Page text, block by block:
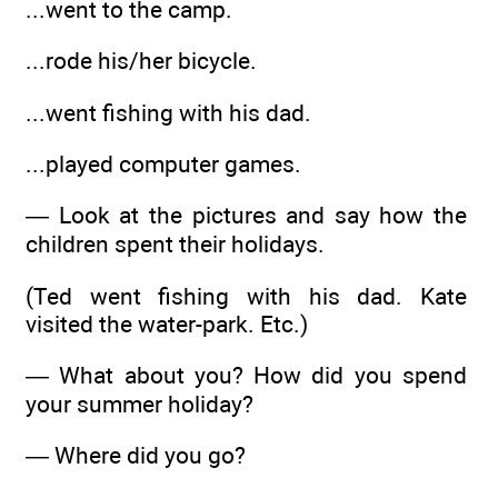
...went to the camp.
...rode his/her bicycle.
...went fishing with his dad.
...played computer games.
— Look at the pictures and say how the
children spent their holidays.
(Ted went fishing with his dad. Kate
visited the water-park. Etc.)
— What about you? How did you spend
your summer holiday?
— Where did you go?